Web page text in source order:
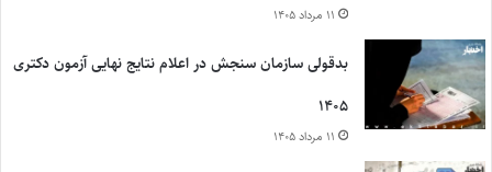
۱۱ مرداد ۱۴۰۵
بدقولی سازمان سنجش در اعلام نتایج نهایی آزمون دکتری
۱۴۰۵
۱۱ مرداد ۱۴۰۵